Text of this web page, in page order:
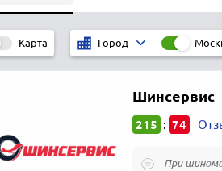
Карта Город
Шинсервис
215 : 74
При